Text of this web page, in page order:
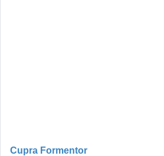
Cupra Formentor